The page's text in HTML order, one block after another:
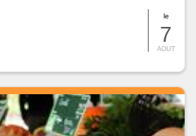
le
7
AOUT